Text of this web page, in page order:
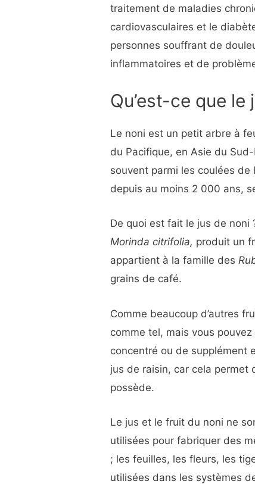
traitement de maladies
cardiovasculaires et le
personnes souffrant de
inflammatoires et de
Qu’est-ce que le
Le noni est un petit arbre à
du Pacifique, en Asie du
souvent parmi les coulées
depuis au moins 2 000 ans,
De quoi est fait le jus de noni
Morinda citrifolia, produit un
appartient à la famille des
grains de café.
Comme beaucoup d’autres
comme tel, mais vous
concentré ou de supplément
jus de raisin, car cela permet
possède.
Le jus et le fruit du noni ne
utilisées pour fabriquer des
; les feuilles, les fleurs, les
utilisées dans les systèmes